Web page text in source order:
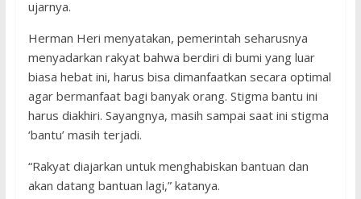
ujarnya.
Herman Heri menyatakan, pemerintah seharusnya
menyadarkan rakyat bahwa berdiri di bumi yang luar
biasa hebat ini, harus bisa dimanfaatkan secara optimal
agar bermanfaat bagi banyak orang. Stigma bantu ini
harus diakhiri. Sayangnya, masih sampai saat ini stigma
‘bantu’ masih terjadi.
“Rakyat diajarkan untuk menghabiskan bantuan dan
akan datang bantuan lagi,” katanya.